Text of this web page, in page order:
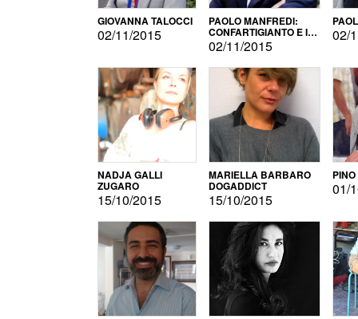
GIOVANNA TALOCCI
02/11/2015
PAOLO MANFREDI:
CONFARTIGIANTO E IL
SONDAGGIO
02/11/2015
02/
NADJA GALLI
ZUGARO
15/10/2015
MARIELLA BARBARO
DOGADDICT
15/10/2015
01/